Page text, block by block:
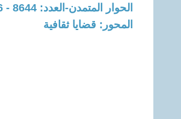
الحوار المتمدن-العدد: 8644 - 2026 / 3 / 12 - 10:19
المحور: قضايا ثقافية